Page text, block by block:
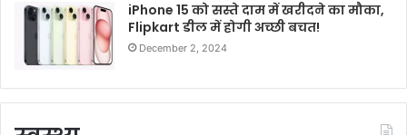
iPhone 15 को सस्ते दाम में खरीदने का मौका,
Flipkart डील में होगी अच्छी बचत!
December 2, 2024